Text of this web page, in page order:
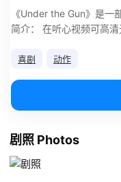
《Under the Gun》是
简介： 在听心视频可高清
喜剧 动作
剧照 Photos